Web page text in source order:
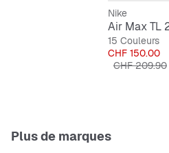
Nike
Air Max TL
15 Couleurs
Prix
CHF 150.00
Prix original
CHF 209.90
Plus de marques